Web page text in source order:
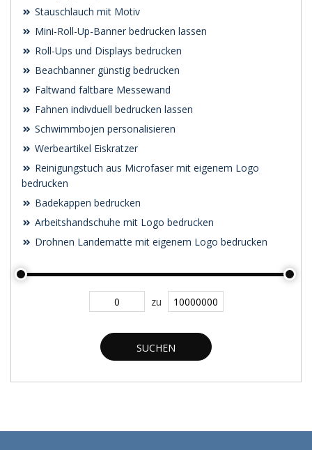
Stauschlauch mit Motiv
Mini-Roll-Up-Banner bedrucken lassen
Roll-Ups und Displays bedrucken
Beachbanner günstig bedrucken
Faltwand faltbare Messewand
Fahnen indivduell bedrucken lassen
Schwimmbojen personalisieren
Werbeartikel Eiskratzer
Reinigungstuch aus Microfaser mit eigenem Logo
bedrucken
Badekappen bedrucken
Arbeitshandschuhe mit Logo bedrucken
Drohnen Landematte mit eigenem Logo bedrucken
zu
SUCHEN